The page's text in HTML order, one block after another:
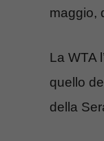
maggio,
La WTA
quello
della